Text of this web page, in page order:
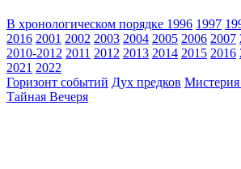
В хронологическом порядке 1996 1997
2016 2001 2002 2003 2004 2005 2006 2007
2010-2012 2011 2012 2013 2014 2015 2016
2021 2022
Горизонт событий Дух предков
Тайная Вечеря